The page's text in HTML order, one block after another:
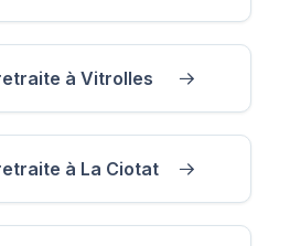
à Vitrolles
à La Ciotat